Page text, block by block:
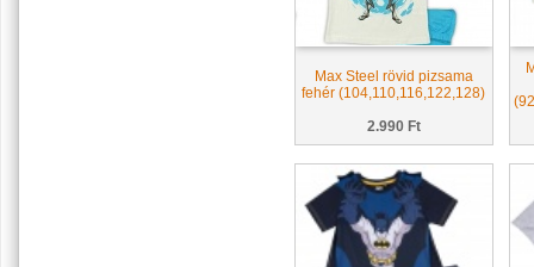
Max Steel rövid pizsama
fehér (104,110,116,122,128)
2.990 Ft